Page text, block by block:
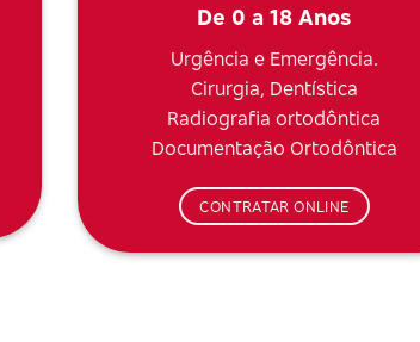
De 0 a 18 Anos
Urgência e Emergência.
Cirurgia, Dentística
Radiografia ortodôntica
Documentação Ortodôntica
CONTRATAR ONLINE